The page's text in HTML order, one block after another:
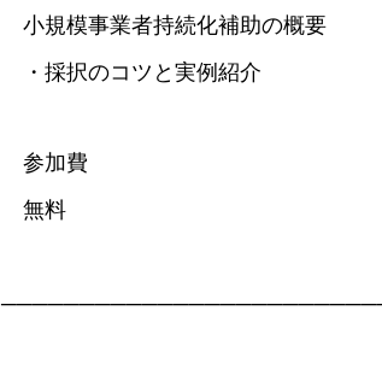
小規模事業者持続化補助の概要
・採択のコツと実例紹介
参加費
無料